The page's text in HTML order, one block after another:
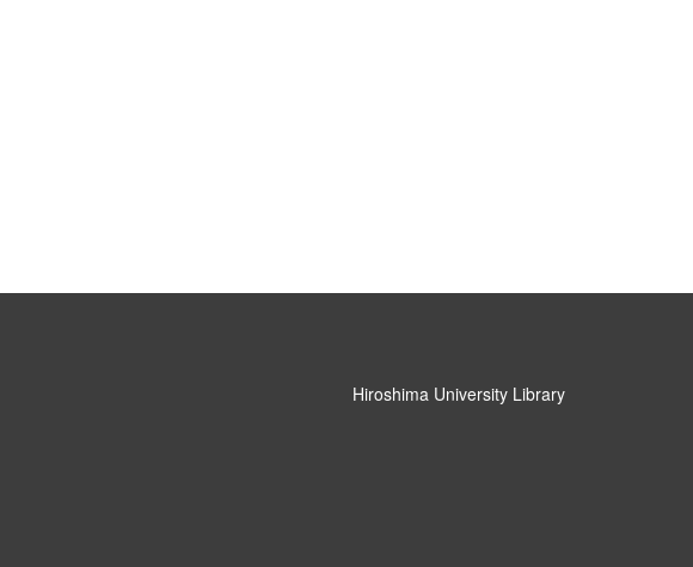
Hiroshima University Library